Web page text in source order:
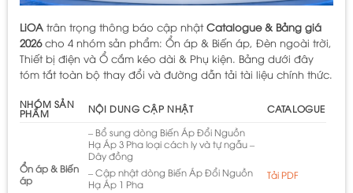
LiOAtrân trọng thông báo cập nhậtCatalogue & Bảng giá
2026cho 4 nhóm sản phẩm: Ổn áp & Biến áp, Đèn ngoài trời,
Thiết bị điện và Ổ cắm kéo dài & Phụ kiện. Bảng dưới đây
tóm tắt toàn bộ thay đổi và đường dẫn tải tài liệu chính thức.
NHÓM SẢN
PHẨM NỘI DUNG CẬP NHẬT CATALOGUE
Ổn áp & Biến
áp
– Bổ sung dòng Biến Áp Đổi Nguồn
Hạ Áp 3 Pha loại cách ly và tự ngẫu –
Dây đồng
– Cập nhật dòng Biến Áp Đổi Nguồn
Hạ Áp 1 Pha
Tải PDF